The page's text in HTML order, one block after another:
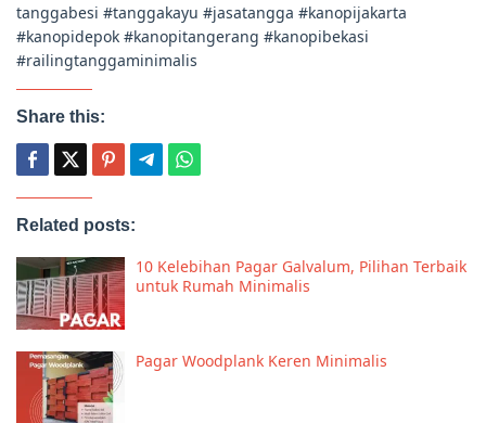
tanggabesi #tanggakayu #jasatangga #kanopijakarta
#kanopidepok #kanopitangerang #kanopibekasi
#railingtanggaminimalis
Share this:
Related posts:
10 Kelebihan Pagar Galvalum, Pilihan Terbaik
untuk Rumah Minimalis
Pagar Woodplank Keren Minimalis